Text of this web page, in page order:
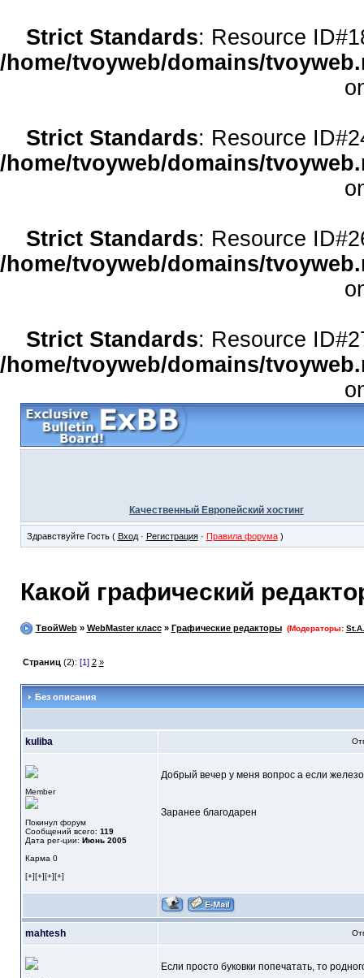
Strict Standards: Resource
/home/tvoyweb/domains/
Strict Standards: Resource
/home/tvoyweb/domains/
Strict Standards: Resource
/home/tvoyweb/domains/
Strict Standards: Resource
/home/tvoyweb/domains/
Качественный Европейский хостинг
Здравствуйте Гость ( Вход· Регистрация· Правила форума)
Какой графический
ТвойWeb» WebMaster класс» Графические редакторы (Модераторы:
Страниц (2): [1] 2 »
Без описания
kuliba
Member
Покинул форум
Сообщений всего: 119
Дата рег-ции: Июнь 2005
Карма 0
[+][+][+][+]
Добрый вечер у меня вопрос а если
Заранее благодарен
mahtesh
Если просто буковки попечатать, то